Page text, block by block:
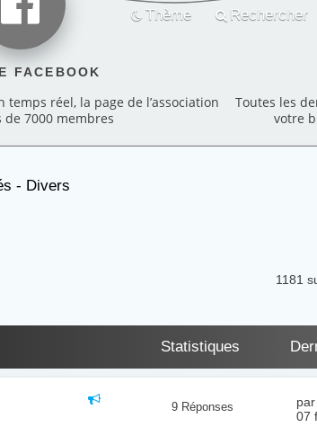
Rechercher
Thème
FACEBOOK
réel, la page de l’association
7000 membres
Toutes les
votre
- Divers
1181
Statistiques
9 Réponses
par
07